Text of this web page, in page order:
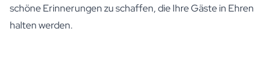
schöne Erinnerungen zu schaffen, die Ihre Gäste in Ehren
halten werden.